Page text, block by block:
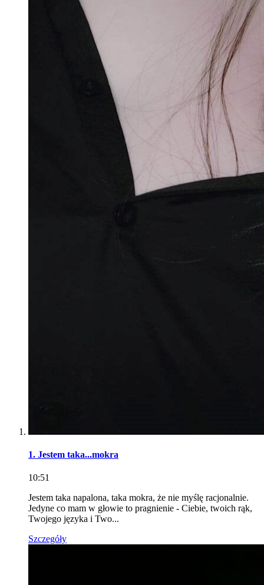
1. Jestem taka...mokra
10:51
Jestem taka napalona, taka mokra, że nie myślę racjonalnie.
Jedyne co mam w głowie to pragnienie - Ciebie, twoich rąk,
Twojego języka i Two...
Szczegóły